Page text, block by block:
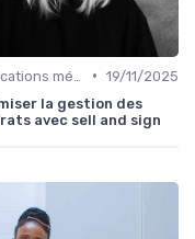
• 19/11/2025
la gestion des
avec sell and sign